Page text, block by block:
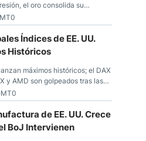
el oro consolida su
económicas desde
Índices de EE. UU.
Históricos
máximos históricos; el DAX
y AMD son golpeados tras las
debajo de los $80 con
intentando estabilizarse
a medida que las tasas caen en
de EE. UU. Crece
BoJ Intervienen